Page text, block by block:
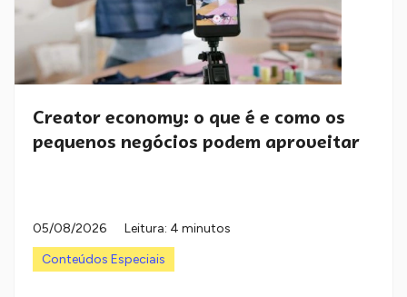
Creator economy: o que é e como os
pequenos negócios podem aproveitar
05/08/2026
Leitura: 4 minutos
Conteúdos Especiais